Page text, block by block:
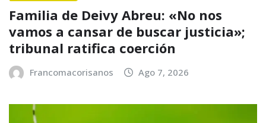
Familia de Deivy Abreu: «No nos
vamos a cansar de buscar justicia»;
tribunal ratifica coerción
Francomacorisanos Ago 7, 2026